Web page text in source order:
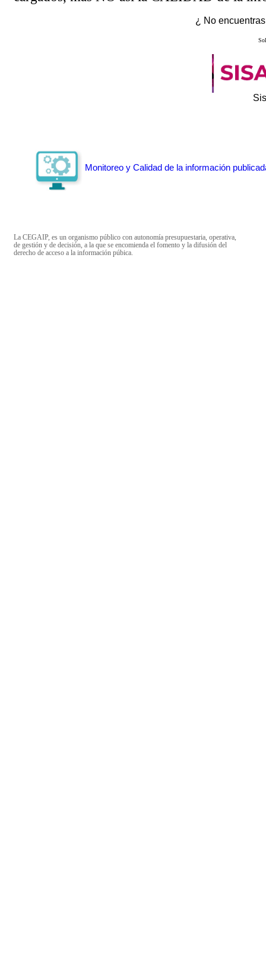
¿ No
Monitoreo y Calidad de la información
La CEGAIP, es un organismo público con autonomía presupuestaria, operativa,
de gestión y de decisión, a la que se encomienda el fomento y la difusión del
derecho de acceso a la información púbica.